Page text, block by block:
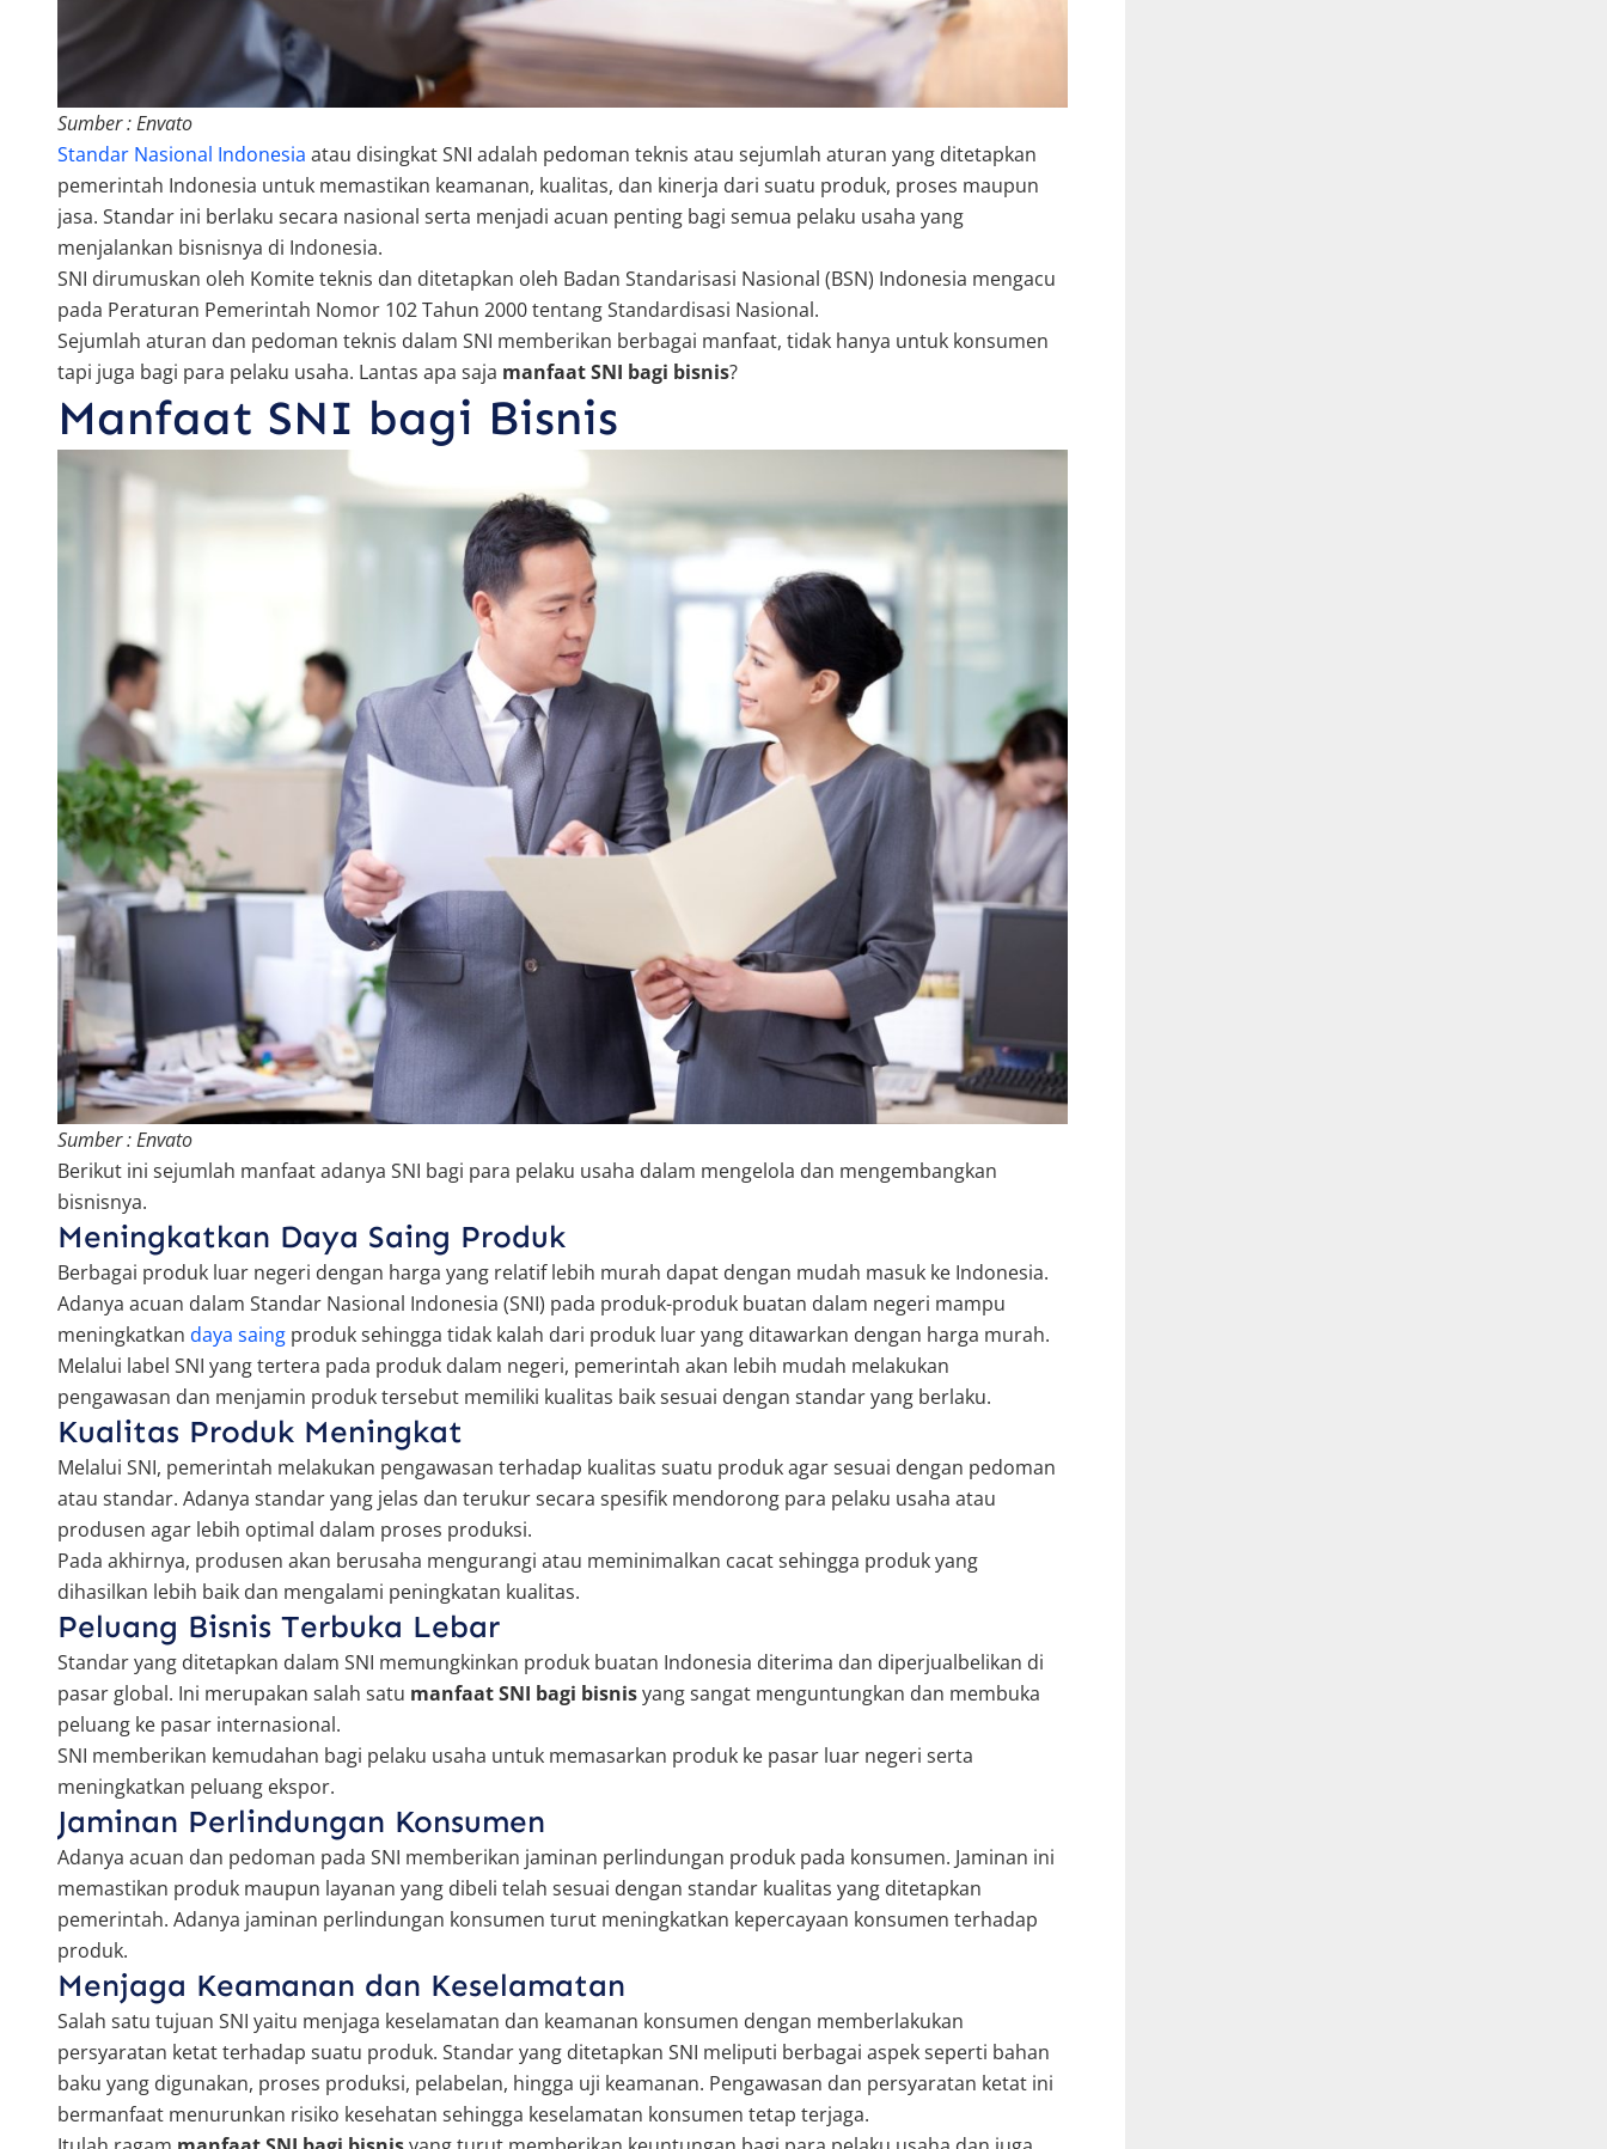
Sumber : Envato
Standar Nasional Indonesia atau disingkat SNI adalah pedoman teknis atau sejumlah aturan yang ditetapkan
pemerintah Indonesia untuk memastikan keamanan, kualitas, dan kinerja dari suatu produk, proses maupun
jasa. Standar ini berlaku secara nasional serta menjadi acuan penting bagi semua pelaku usaha yang
menjalankan bisnisnya di Indonesia.
SNI dirumuskan oleh Komite teknis dan ditetapkan oleh Badan Standarisasi Nasional (BSN) Indonesia mengacu
pada Peraturan Pemerintah Nomor 102 Tahun 2000 tentang Standardisasi Nasional.
Sejumlah aturan dan pedoman teknis dalam SNI memberikan berbagai manfaat, tidak hanya untuk konsumen
tapi juga bagi para pelaku usaha. Lantas apa saja manfaat SNI bagi bisnis?
Manfaat SNI bagi Bisnis
Sumber : Envato
Berikut ini sejumlah manfaat adanya SNI bagi para pelaku usaha dalam mengelola dan mengembangkan
bisnisnya.
Meningkatkan Daya Saing Produk
Berbagai produk luar negeri dengan harga yang relatif lebih murah dapat dengan mudah masuk ke Indonesia.
Adanya acuan dalam Standar Nasional Indonesia (SNI) pada produk-produk buatan dalam negeri mampu
meningkatkan daya saing produk sehingga tidak kalah dari produk luar yang ditawarkan dengan harga murah.
Melalui label SNI yang tertera pada produk dalam negeri, pemerintah akan lebih mudah melakukan
pengawasan dan menjamin produk tersebut memiliki kualitas baik sesuai dengan standar yang berlaku.
Kualitas Produk Meningkat
Melalui SNI, pemerintah melakukan pengawasan terhadap kualitas suatu produk agar sesuai dengan pedoman
atau standar. Adanya standar yang jelas dan terukur secara spesifik mendorong para pelaku usaha atau
produsen agar lebih optimal dalam proses produksi.
Pada akhirnya, produsen akan berusaha mengurangi atau meminimalkan cacat sehingga produk yang
dihasilkan lebih baik dan mengalami peningkatan kualitas.
Peluang Bisnis Terbuka Lebar
Standar yang ditetapkan dalam SNI memungkinkan produk buatan Indonesia diterima dan diperjualbelikan di
pasar global. Ini merupakan salah satu manfaat SNI bagi bisnisyang sangat menguntungkan dan membuka
peluang ke pasar internasional.
SNI memberikan kemudahan bagi pelaku usaha untuk memasarkan produk ke pasar luar negeri serta
meningkatkan peluang ekspor.
Jaminan Perlindungan Konsumen
Adanya acuan dan pedoman pada SNI memberikan jaminan perlindungan produk pada konsumen. Jaminan ini
memastikan produk maupun layanan yang dibeli telah sesuai dengan standar kualitas yang ditetapkan
pemerintah. Adanya jaminan perlindungan konsumen turut meningkatkan kepercayaan konsumen terhadap
produk.
Menjaga Keamanan dan Keselamatan
Salah satu tujuan SNI yaitu menjaga keselamatan dan keamanan konsumen dengan memberlakukan
persyaratan ketat terhadap suatu produk. Standar yang ditetapkan SNI meliputi berbagai aspek seperti bahan
baku yang digunakan, proses produksi, pelabelan, hingga uji keamanan. Pengawasan dan persyaratan ketat ini
bermanfaat menurunkan risiko kesehatan sehingga keselamatan konsumen tetap terjaga.